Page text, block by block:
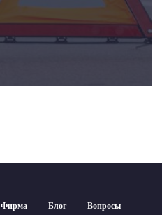
Фирма Блог
Вопросы